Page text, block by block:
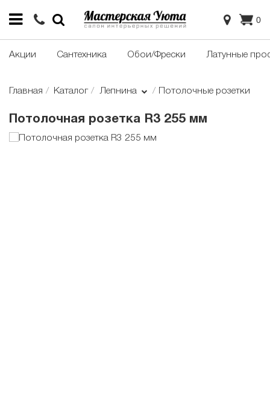
0
Акции Сантехника Обои/Фрески Латунные
Главная Каталог Лепнина Потолочные розетки
Потолочная розетка R3 255 мм